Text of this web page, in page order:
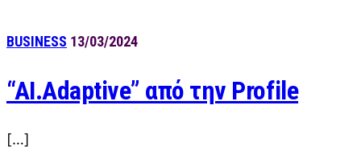
BUSINESS 13/03/2024
“AI.Adaptive” από την Profile
[…]